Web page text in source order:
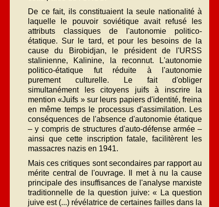
De ce fait, ils constituaient la seule nationalité à
laquelle le pouvoir soviétique avait refusé les
attributs classiques de l'autonomie politico-
étatique. Sur le tard, et pour les besoins de la
cause du Birobidjan, le président de l'URSS
stalinienne, Kalinine, la reconnut. L'autonomie
politico-étatique fut réduite à l'autonomie
purement culturelle. Le fait d'obliger
simultanément les citoyens juifs à inscrire la
mention «Juifs » sur leurs papiers d'identité, freina
en même temps le processus d'assimilation. Les
conséquences de l'absence d'autonomie étatique
– y compris de structures d'auto-défense armée –
ainsi que cette inscription fatale, facilitèrent les
massacres nazis en 1941.
Mais ces critiques sont secondaires par rapport au
mérite central de l'ouvrage. Il met à nu la cause
principale des insuffisances de l'analyse marxiste
traditionnelle de la question juive: « La question
juive est (...) révélatrice de certaines failles dans la